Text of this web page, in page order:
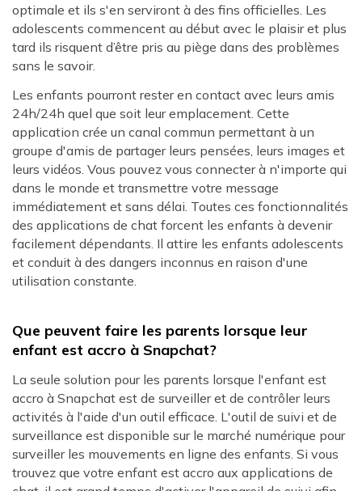
optimale et ils s'en serviront à des fins officielles. Les
adolescents commencent au début avec le plaisir et plus
tard ils risquent d’être pris au piège dans des problèmes
sans le savoir.
Les enfants pourront rester en contact avec leurs amis
24h/24h quel que soit leur emplacement. Cette
application crée un canal commun permettant à un
groupe d'amis de partager leurs pensées, leurs images et
leurs vidéos. Vous pouvez vous connecter à n'importe qui
dans le monde et transmettre votre message
immédiatement et sans délai. Toutes ces fonctionnalités
des applications de chat forcent les enfants à devenir
facilement dépendants. Il attire les enfants adolescents
et conduit à des dangers inconnus en raison d'une
utilisation constante.
Que peuvent faire les parents lorsque leur
enfant est accro à Snapchat?
La seule solution pour les parents lorsque l'enfant est
accro à Snapchat est de surveiller et de contrôler leurs
activités à l'aide d'un outil efficace. L'outil de suivi et de
surveillance est disponible sur le marché numérique pour
surveiller les mouvements en ligne des enfants. Si vous
trouvez que votre enfant est accro aux applications de